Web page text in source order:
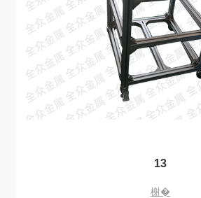
13
榭�